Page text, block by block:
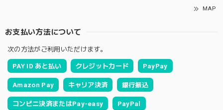
MAP
お支払い方法について
次の方法がご利用いただけます。
PAY ID あと払い クレジットカード PayPay
Amazon Pay キャリア決済 銀行振込
コンビニ決済またはPay-easy PayPal